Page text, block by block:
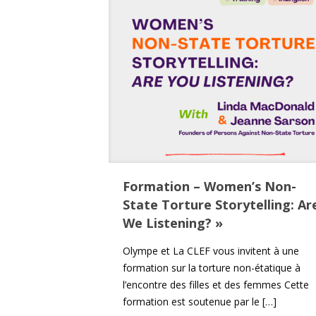
Formation – Women’s Non-
State Torture Storytelling:
We Listening? »
Olympe et La CLEF vous invitent à une
formation sur la torture non-étatique à
l’encontre des filles et des femmes Cette
formation est soutenue par le […]